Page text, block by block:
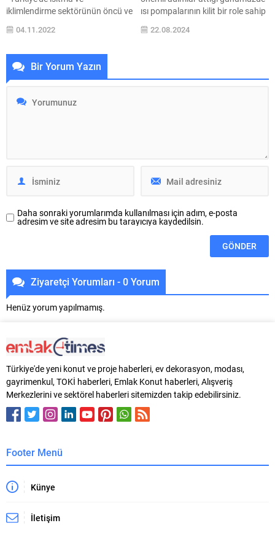
iklimlendirme sektörünün öncü ve
en güçlü markalarından
E.C.A, çevreye gösterdiği
Premix yoğuşmalı kombisi ile
kullanıcılara yüksek enerji
tasarrufu ve konforu bir arada
sunuyor. Çevre dostu çalışma
sistemi ile 35 yılı aşkın süredir
04.11.2022
ısı pompalarının kilit bir role sahip
olduğunu belirten DemirDöküm
CEO’su Alper Avdel, “Isı
22.08.2024
Bir Yorum Yazın
Daha sonraki yorumlarımda kullanılması için adım, e-posta
adresim ve site adresim bu tarayıcıya kaydedilsin.
Ziyaretçi Yorumları - 0 Yorum
Henüz yorum yapılmamış.
Türkiye'de yeni konut ve proje haberleri, ev dekorasyon, modası,
gayrimenkul, TOKİ haberleri, Emlak Konut haberleri, Alışveriş
Merkezlerini ve sektörel haberleri sitemizden takip edebilirsiniz.
Footer Menü
Künye
İletişim